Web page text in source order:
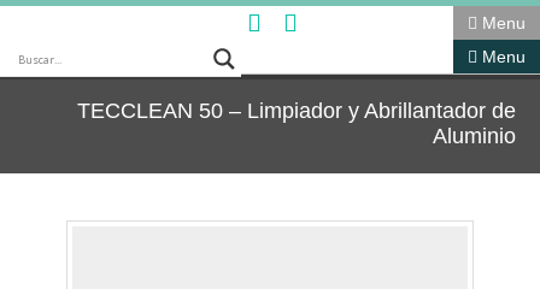
Menu
Menu
TECCLEAN 50 – Limpiador y Abrillantador de
Aluminio